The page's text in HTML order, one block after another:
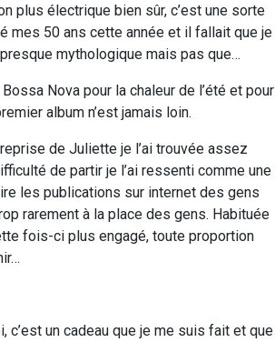
plus électrique bien sûr, c’est une sorte
mes 50 ans cette année et il fallait que je
mythologique mais pas que…
Nova pour la chaleur de l’été et pour
album n’est jamais loin.
de Juliette je l’ai trouvée assez
de partir je l’ai ressenti comme une
les publications sur internet des gens
rarement à la place des gens. Habituée
fois-ci plus engagé, toute proportion
un cadeau que je me suis fait et que